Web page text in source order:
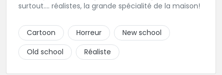
surtout.... réalistes, la grande spécialité de la maison!
Cartoon Horreur
New school
Old school
Réaliste